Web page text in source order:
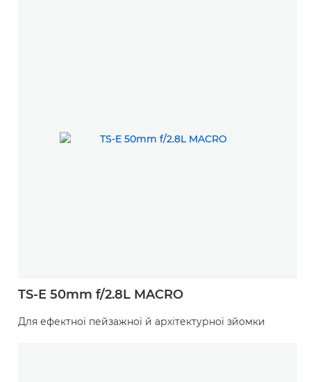
TS-E 50mm f/2.8L MACRO
Для ефектної пейзажної й архітектурної зйомки